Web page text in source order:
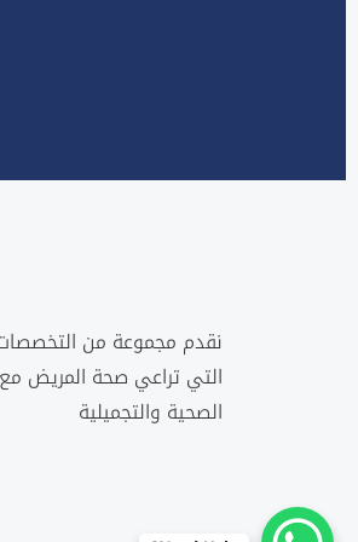
نقدم مجموعة من
التي تراعي صحة المريض مع
الصحية والتجميلية